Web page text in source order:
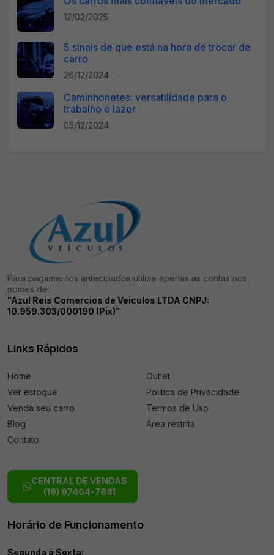
12/02/2025
5 sinais de que está na hora de trocar de
carro
26/12/2024
Caminhonetes: versatilidade para o
trabalho e lazer
05/12/2024
Para pagamentos antecipados utilize apenas as contas nos
nomes de:
"Azul Reis Comercios de Veiculos LTDA CNPJ:
10.959.303/000190 (Pix)"
Links Rápidos
Home
Ver estoque
Venda seu carro
Blog
Contato
Outlet
Política de Privacidade
Termos de Uso
Área restrita
CENTRAL DE VENDAS
(19) 97404-7841
Horário de Funcionamento
Segunda à Sexta: